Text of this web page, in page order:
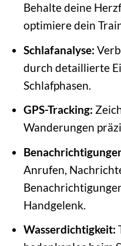
Behalte deine
optimiere dein
Schlafanalyse:
durch detaillierte
Schlafphasen.
GPS-Tracking:
Wanderungen
Anrufen,
Handgelenk.
Wasserdichtigkeit: